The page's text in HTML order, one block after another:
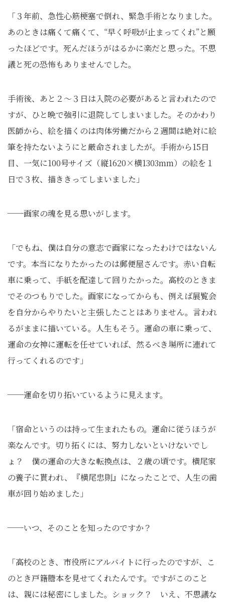
「３年前、急性心筋梗塞で倒れ、緊急手術となりました。
あのときは痛くて痛くて、“早く呼吸が止まってくれ”と願
ったほどです。死んだほうがはるかに楽だと思った。不思
議と死の恐怖もありませんでした。
手術後、あと２〜３日は入院の必要があると言われたので
すが、ひと晩で強引に退院してしまいました。そのかわり
医師から、絵を描くのは肉体労働だから２週間は絶対に絵
筆を持たないようにと厳命されましたが。手術から15日
目、一気に100号サイズ（縦1620×横1303mm）の絵を１
日で３枚、描ききってしまいました」
──画家の魂を見る思いがします。
「でもね、僕は自分の意志で画家になったわけではないん
です。本当になりたかったのは郵便屋さんです。赤い自転
車に乗って、手紙を配達して回りたかった。高校のときま
でそのつもりでした。画家になってからも、例えば展覧会
を自分からやりたいと主張したことはありません。言われ
るがままに描いている。人生もそう。運命の車に乗って、
運命の女神に運転を任せていれば、然るべき場所に連れて
行ってくれるのです」
──運命を切り拓いているように見えます。
「宿命というのは持って生まれたもの。運命に従うほうが
楽なんです。切り拓くには、努力しないといけないでし
ょ？ 僕の運命の大きな転換点は、２歳の頃です。横尾家
の養子に貰われ、『横尾忠則』になったことで、人生の歯
車が回り始めました」
──いつ、そのことを知ったのですか？
「高校のとき、市役所にアルバイトに行ったのですが、こ
のとき戸籍謄本を見せてくれたんです。ですがこのこと
は、親には秘密にしました。ショック？ いえ、不思議な